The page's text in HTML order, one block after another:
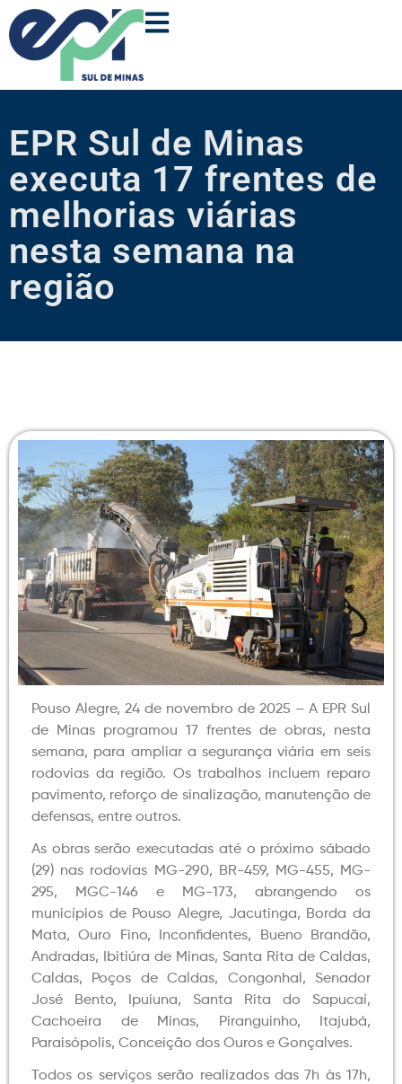
EPR Sul de Minas
executa 17 frentes de
melhorias viárias
nesta semana na
região
Pouso Alegre, 24 de novembro de 2025 – A EPR Sul
de Minas programou 17 frentes de obras, nesta
semana, para ampliar a segurança viária em seis
rodovias da região. Os trabalhos incluem reparo
pavimento, reforço de sinalização, manutenção de
defensas, entre outros.
As obras serão executadas até o próximo sábado
(29) nas rodovias MG-290, BR-459, MG-455, MG-
295, MGC-146 e MG-173, abrangendo os
municípios de Pouso Alegre, Jacutinga, Borda da
Mata, Ouro Fino, Inconfidentes, Bueno Brandão,
Andradas, Ibitiúra de Minas, Santa Rita de Caldas,
Caldas, Poços de Caldas, Congonhal, Senador
José Bento, Ipuiuna, Santa Rita do Sapucaí,
Cachoeira de Minas, Piranguinho, Itajubá,
Paraisópolis, Conceição dos Ouros e Gonçalves.
Todos os serviços serão realizados das 7h às 17h,